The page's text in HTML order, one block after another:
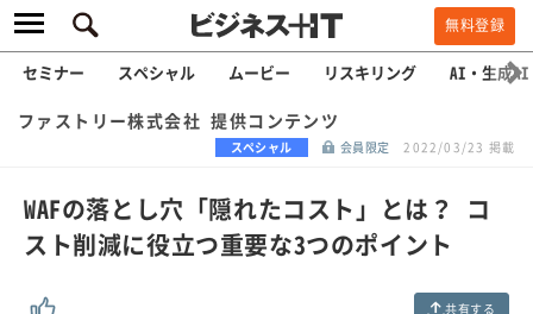
無料登録
セミナー スペシャル ムービー リスキリング AI・生成AI
ファストリー株式会社 提供コンテンツ
スペシャル 会員限定 2022/03/23 掲載
WAFの落とし穴「隠れたコスト」とは？ コ
スト削減に役立つ重要な3つのポイント
共有する